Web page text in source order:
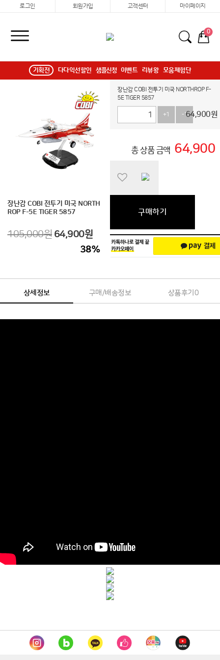
로그인 회원가입 고객센터 마이페이지
0
기획전 다다익선할인 샘플신청 이벤트 리뷰왕 모움체험단
장난감 COBI 전투기 미국 NORTH
ROP F-5E TIGER 5857
105,000원 64,900원
38%
장난감 COBI 전투기 미국 NORTHROP F-
5E TIGER 5857
+1 -164,900원
총 상품 금액 64,900
구매하기
상세정보 구매/배송정보 상품후기 0